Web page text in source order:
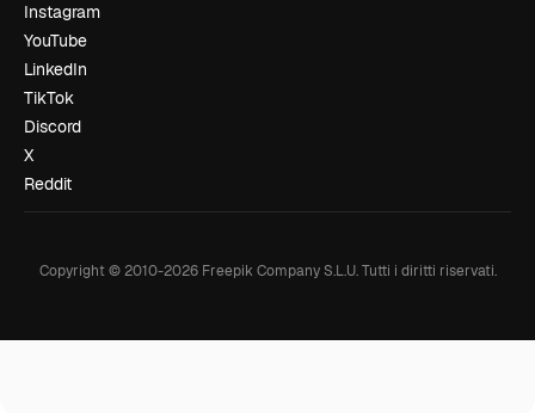
Instagram
YouTube
LinkedIn
TikTok
Discord
X
Reddit
Copyright © 2010-2026Freepik Company S.L.U. Tutti i diritti riservati.